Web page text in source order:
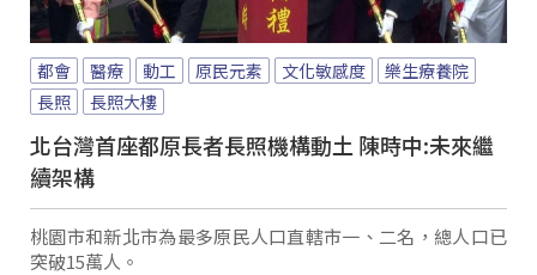
都會 醫療 動工 原民元素 文化敏感度
樂生療養院
長照
長照大樓
北台灣首座都原長者長照機構動土 陳時中:未來繼
續架構
桃園市和新北市為最多原民人口直轄市一、二名，總人口已
突破15萬人。